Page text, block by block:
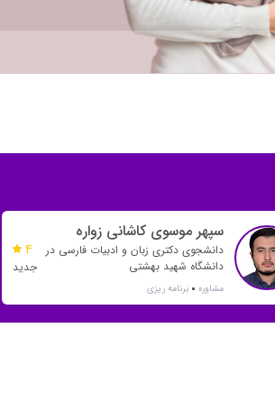
سپهر موسوی کاشانی زواره
دانشجوی دکتری زبان و ادبیات فارسی در
دانشگاه شهید بهشتی
مشاوره برنامه ریزی
4
جدید